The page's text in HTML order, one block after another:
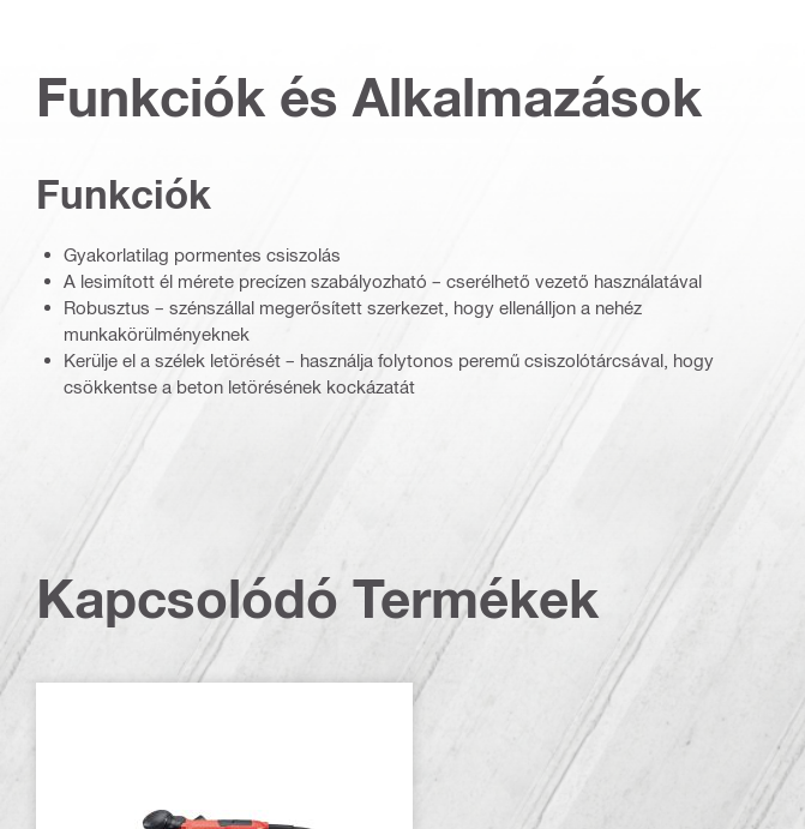
Funkciók és Alkalmazások
Funkciók
Gyakorlatilag pormentes csiszolás
A lesimított él mérete precízen szabályozható – cserélhető vezető használatával
Robusztus – szénszállal megerősített szerkezet, hogy ellenálljon a nehéz
munkakörülményeknek
Kerülje el a szélek letörését – használja folytonos peremű csiszolótárcsával, hogy
csökkentse a beton letörésének kockázatát
Kapcsolódó Termékek